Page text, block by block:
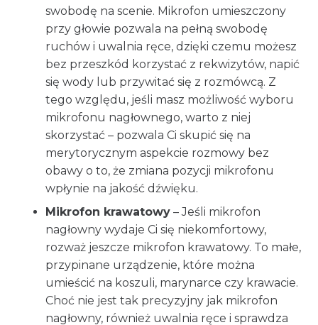
swobodę na scenie. Mikrofon umieszczony
przy głowie pozwala na pełną swobodę
ruchów i uwalnia ręce, dzięki czemu możesz
bez przeszkód korzystać z rekwizytów, napić
się wody lub przywitać się z rozmówcą. Z
tego względu, jeśli masz możliwość wyboru
mikrofonu nagłownego, warto z niej
skorzystać – pozwala Ci skupić się na
merytorycznym aspekcie rozmowy bez
obawy o to, że zmiana pozycji mikrofonu
wpłynie na jakość dźwięku.
Mikrofon krawatowy – Jeśli mikrofon
nagłowny wydaje Ci się niekomfortowy,
rozważ jeszcze mikrofon krawatowy. To małe,
przypinane urządzenie, które można
umieścić na koszuli, marynarce czy krawacie.
Choć nie jest tak precyzyjny jak mikrofon
nagłowny, również uwalnia ręce i sprawdza